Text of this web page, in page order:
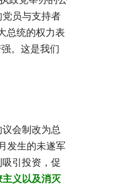
员与支持者
总统的权力表
。这是我们
会制改为总
发生的未遂军
引投资，促
义以及消灭